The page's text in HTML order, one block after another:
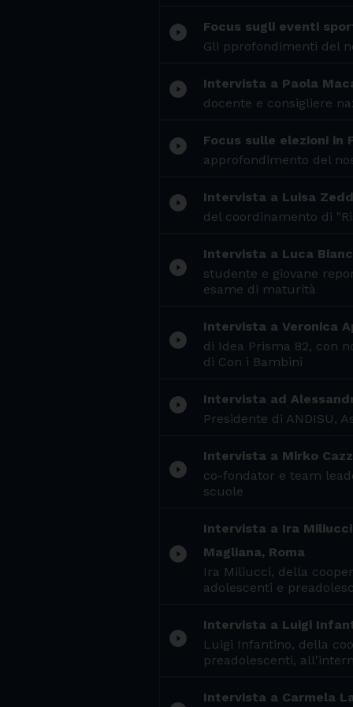
play_circle_filled
Focus sugli eventi
Gli pprofondimenti del
play_circle_filled
Intervista a Paola
docente e consigliere
play_circle_filled
Focus sulle elezioni in
approfondimento del
play_circle_filled
Intervista a Luisa
del coordinamento di
play_circle_filled
Intervista a Luca
studente e giovane
esame di maturità
play_circle_filled
Intervista a Veronica
di Idea Prisma 82, con
di Con i Bambini
play_circle_filled
Intervista ad
Presidente di ANDISU,
play_circle_filled
Intervista a Mirko
co-fondator e team
scuole
play_circle_filled
Intervista a Ira Miliucci
Magliana, Roma
Ira Miliucci, della
adolescenti e
play_circle_filled
Intervista a Luigi
Luigi Infantino, della
preadolescenti,
Intervista a Carmela